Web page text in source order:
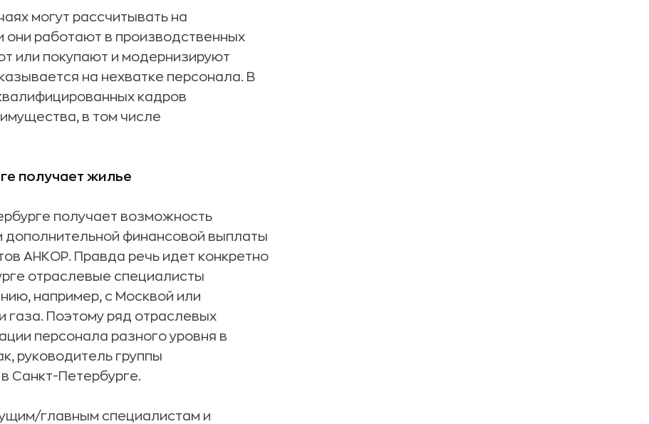
могут рассчитывать на
они работают в производственных
или покупают и модернизируют
на нехватке персонала. В
кадров
в том числе
получает жилье
получает возможность
дополнительной финансовой выплаты
АНКОР. Правда речь идет конкретно
отраслевые специалисты
например, с Москвой или
газа. Поэтому ряд отраслевых
персонала разного уровня в
руководитель группы
Санкт-Петербурге.
главным специалистам и